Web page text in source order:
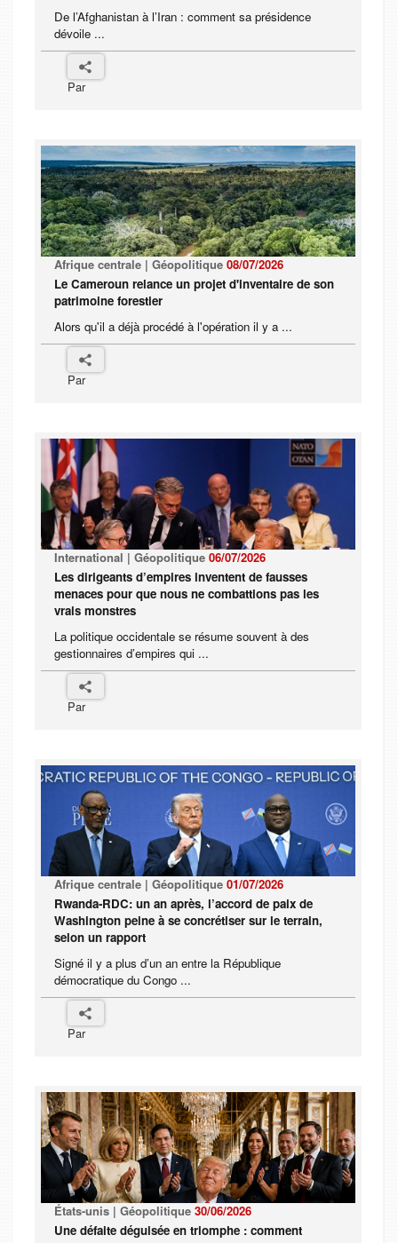
De l’Afghanistan à l’Iran : comment sa présidence
dévoile ...
Par
Afrique centrale | Géopolitique 08/07/2026
Le Cameroun relance un projet d'inventaire de son
patrimoine forestier
Alors qu'il a déjà procédé à l'opération il y a ...
Par
International | Géopolitique 06/07/2026
Les dirigeants d’empires inventent de fausses
menaces pour que nous ne combattions pas les
vrais monstres
La politique occidentale se résume souvent à des
gestionnaires d’empires qui ...
Par
Afrique centrale | Géopolitique 01/07/2026
Rwanda-RDC: un an après, l’accord de paix de
Washington peine à se concrétiser sur le terrain,
selon un rapport
Signé il y a plus d’un an entre la République
démocratique du Congo ...
Par
États-unis | Géopolitique 30/06/2026
Une défaite déguisée en triomphe : comment